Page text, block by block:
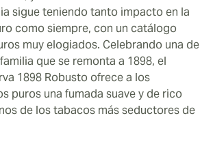
sigue teniendo tanto impacto en la
como siempre, con un catálogo
muy elogiados. Celebrando una de
que se remonta a 1898, el
1898 Robusto ofrece a los
puros una fumada suave y de rico
de los tabacos más seductores de